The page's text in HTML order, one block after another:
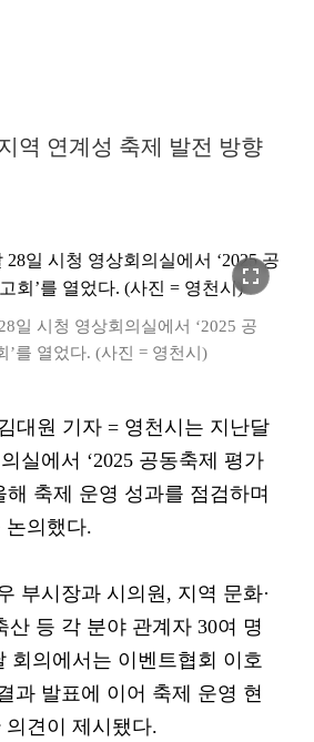
역 연계성 축제 발전 방향
fullscreen
일 시청 영상회의실에서 ‘2025 공
’를 열었다. (사진 = 영천시)
대원 기자 = 영천시는 지난달
실에서 ‘2025 공동축제 평가
해 축제 운영 성과를 점검하며
논의했다.
부시장과 시의원, 지역 문화·
산 등 각 분야 관계자 30여 명
회의에서는 이벤트협회 이호
과 발표에 이어 축제 운영 현
견이 제시됐다.